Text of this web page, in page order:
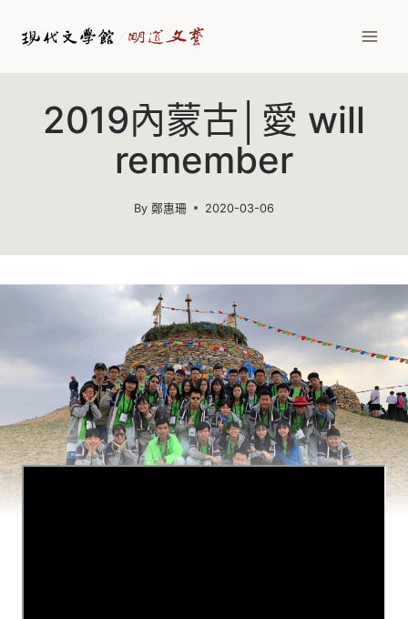
2019內蒙古│愛 will
remember
By 鄭惠珊 2020-03-06